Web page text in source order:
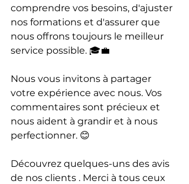
comprendre vos besoins, d'ajuster
nos formations et d'assurer que
nous offrons toujours le meilleur
service possible. 🎓💼
Nous vous invitons à partager
votre expérience avec nous. Vos
commentaires sont précieux et
nous aident à grandir et à nous
perfectionner. 😊
Découvrez quelques-uns des avis
de nos clients . Merci à tous ceux